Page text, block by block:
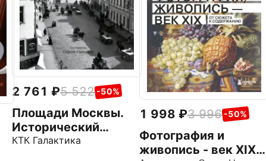
2 761 5 522 -50%
Площади Москвы.
Исторический
фотоальбом
КТК Галактика
1 998 3 996 -50%
Фотография и
живопись - век XIX.